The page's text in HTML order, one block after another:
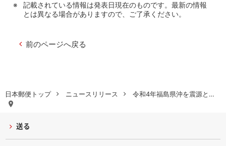
日本郵便トップ ニュースリリース 令和4年福島県沖を震源と…
記載されている情報は発表日現在のものです。最新の情報
とは異なる場合がありますので、ご了承ください。
前のページへ戻る
送る